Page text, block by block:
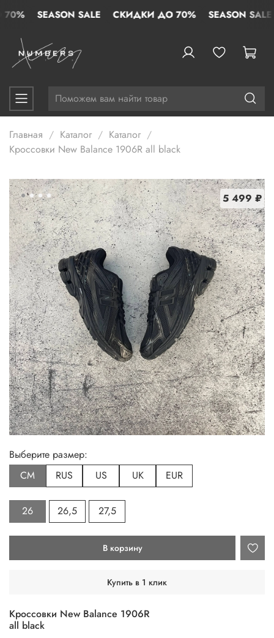
SEASON SALE СКИДКИ ДО 70% SEASON SALE
Главная Каталог
Каталог
Кроссовки New Balance 1906R all black
Кроссовки New Balance 1906R
all black
5 499 ₽
В корзину
Купить в 1 клик
Выберите размер:
СМ
RUS US UK EUR
26 26,5 27,5